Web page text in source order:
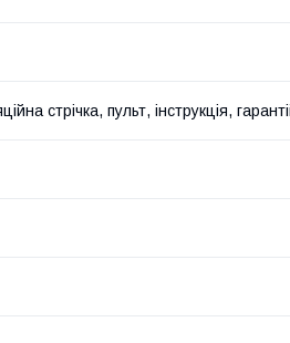
стрічка, пульт, інструкція,